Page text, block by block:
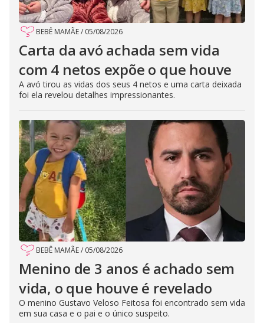
BEBÊ MAMÃE/ 05/08/2026
Carta da avó achada sem vida
com 4 netos expõe o que houve
A avó tirou as vidas dos seus 4 netos e uma carta deixada
foi ela revelou detalhes impressionantes.
BEBÊ MAMÃE/ 05/08/2026
Menino de 3 anos é achado sem
vida, o que houve é revelado
O menino Gustavo Veloso Feitosa foi encontrado sem vida
em sua casa e o pai e o único suspeito.